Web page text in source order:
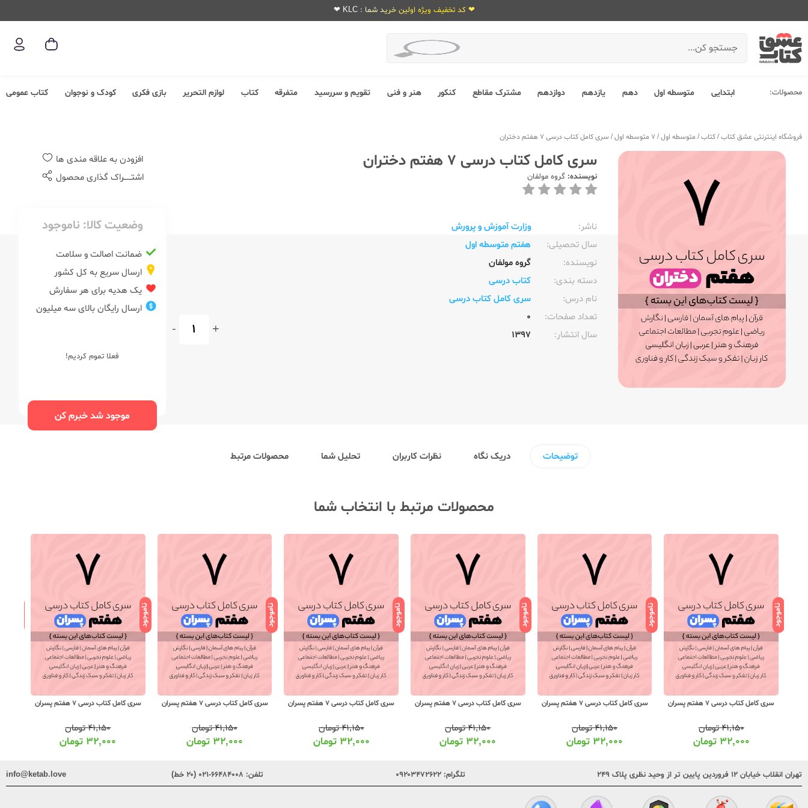
❤ کد تخفیف ویژه اولین خرید شما : KLC ❤
محصولات: ابتدایی متوسطه اول دهم یازدهم دوازدهم مشترک مقاطع کنکور هنر و فنی تقویم و سررسید متفرقه کتاب لوازم التحریر بازی فکری کودک و نوجوان کتاب عمومی
فروشگاه اینترنتی عشق کتاب/کتاب/ متوسطه اول/ 7 متوسطه اول / سری کامل کتاب درسی 7 هفتم دختران
سری کامل کتاب درسی 7 هفتم دختران
نویسنده: گروه مولفان
ناشر:‌
وزارت آموزش و پرورش
سال تحصیلی:‌
هفتم متوسطه اول
نویسنده:‌
گروه مولفان
دسته بندی:
کتاب درسی
نام درس:
سری کامل کتاب درسی
تعداد صفحات:‌
0
سال انتشار:‌
1397
+
-
افزودن به علاقه مندی ها
اشتــــــراک گذاری محصول
وضعیت کالا: ناموجود
ضمانت اصالت و سلامت
ارسال سریع به کل کشور
یک هدیه برای هر سفارش
ارسال رایگان بالای سه میلیون
فعلا تموم کردیم!
موجود شد خبرم کن
توضیحات دریک نگاه نظرات کاربران تحلیل شما محصولات مرتبط
محصولات مرتبط با انتخاب شما
ناموجود
سری کامل کتاب درسی 7 هفتم پسران
۴۱,۱۵۰تومان
۳۲,۰۰۰ تومان
ناموجود
سری کامل کتاب درسی 7 هفتم پسران
۴۱,۱۵۰تومان
۳۲,۰۰۰ تومان
ناموجود
سری کامل کتاب درسی 7 هفتم پسران
۴۱,۱۵۰تومان
۳۲,۰۰۰ تومان
ناموجود
سری کامل کتاب درسی 7 هفتم پسران
۴۱,۱۵۰تومان
۳۲,۰۰۰ تومان
ناموجود
سری کامل کتاب درسی 7 هفتم پسران
۴۱,۱۵۰تومان
۳۲,۰۰۰ تومان
ناموجود
سری کامل کتاب درسی 7 هفتم پسران
۴۱,۱۵۰تومان
۳۲,۰۰۰ تومان
تهران انقلاب خیابان ۱۲ فروردین پایین تر از وحید نظری پلاک ۲۴۹ تلگرام: ۰۹۲۰۳۴۷۲۶۲۲ تلفن: ۶۶۴۸۴۰۰۸-۰۲۱ (۲۰ خط) info@ketab.love